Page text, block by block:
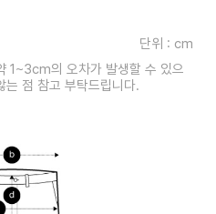
단위 : cm
1~3cm의 오차가 발생할 수 있으
는 점 참고 부탁드립니다.